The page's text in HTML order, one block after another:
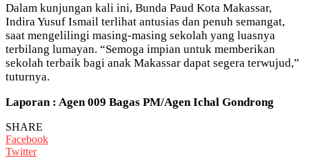
Dalam kunjungan kali ini, Bunda Paud Kota Makassar,
Indira Yusuf Ismail terlihat antusias dan penuh semangat,
saat mengelilingi masing-masing sekolah yang luasnya
terbilang lumayan. “Semoga impian untuk memberikan
sekolah terbaik bagi anak Makassar dapat segera terwujud,”
tuturnya.
Laporan : Agen 009 Bagas PM/Agen Ichal Gondrong
SHARE
Facebook
Twitter